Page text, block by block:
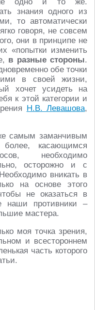
знания одного из
то автоматически
говоря, не совсем
они в принципе не
«попытки изменить
в разные стороны.
обе точки
ими в своей жизни,
хочет усидеть на
к этой категории и
Н.В. Левашова,
самым заманчивым
касающимся
необходимо
осторожно и с
вникать в
на основе этого
не оказаться в
наши противники –
мастера.
моя точка зрения,
и всестороннем
часть которого